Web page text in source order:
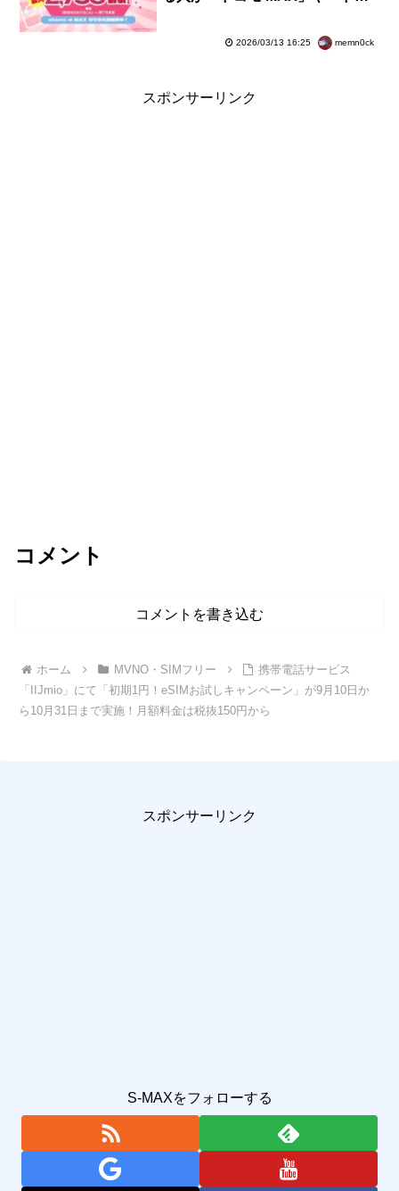
2026/03/13 16:25 memn0ck
スポンサーリンク
コメント
コメントを書き込む
ホーム MVNO・SIMフリー
携帯電話サービス
「IIJmio」にて「初期1円！eSIMお試しキャンペーン」が9月10日か
ら10月31日まで実施！月額料金は税抜150円から
スポンサーリンク
S-MAXをフォローする